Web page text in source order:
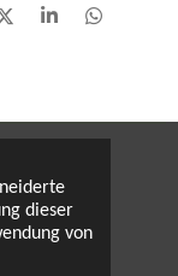
dieser
von
T
n
T
n
T
n